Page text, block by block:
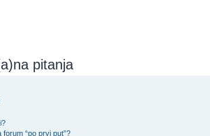
pitanja
“po prvi put”?